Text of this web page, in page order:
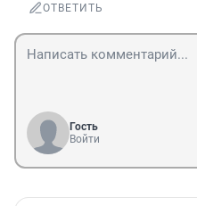
ОТВЕТИТЬ
Гость
Войти